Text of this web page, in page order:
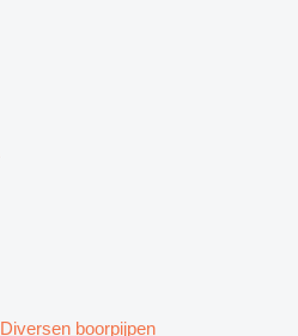
Diversen boorpijpen